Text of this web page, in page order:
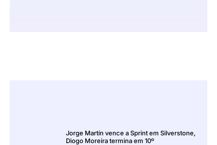
Jorge Martín vence a Sprint em Silverstone,
Diogo Moreira termina em 10º